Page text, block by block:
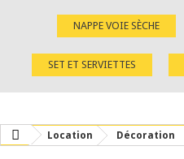
NAPPE VOIE SÈCHE
SET ET SERVIETTES
Location Décoration